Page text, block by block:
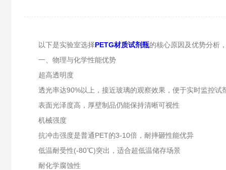
以下是实验室选择PETG材质试剂瓶的核心原因及优势分析
一、物理与化学性能优势‌
超高透明度‌
透光率达90%以上，接近玻璃的观察效果，便于实时监控试
表面光泽度高，厚壁制品仍能保持清晰可视性
机械强度‌
抗冲击强度是普通PET的3-10倍，耐摔砸性能优异
低温耐受性(-80℃)突出，适合超低温储存场景
耐化学腐蚀性‌